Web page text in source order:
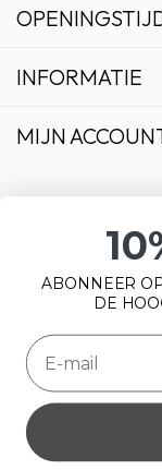
INFORMATIE
MIJN
Wij slaan
ABONNEER
DE